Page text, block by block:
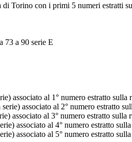
Torino con i primi 5 numeri estratti
73 a 90 serie E
associato al 1° numero estratto sulla
associato al 2° numero estratto
associato al 3° numero estratto sulla
associato al 4° numero estratto
associato al 5° numero estratto